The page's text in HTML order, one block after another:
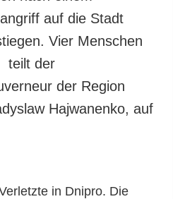
auf die Stadt
Vier Menschen
teilt der
der Region
Hajwanenko, auf
in Dnipro. Die